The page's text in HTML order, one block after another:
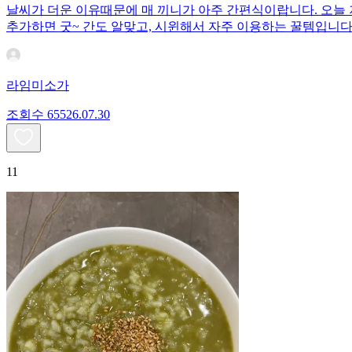
날씨가 더운 이유때문에 매 끼니가 아주 간편식이랍니다. 오
추가하면 굿~ 간도 알맞고, 시윈해서 자주 이용하는 꿀템입니
라임미소가
조회수 65526.07.30
11